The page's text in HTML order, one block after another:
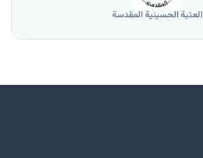
العتبة الحسينية المقدسة